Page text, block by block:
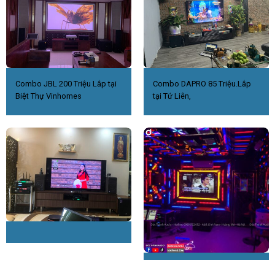
Combo JBL 200 Triệu Lắp tại
Biệt Thự Vinhomes
Combo DAPRO 85 Triệu.Lắp
tại Tứ Liên,